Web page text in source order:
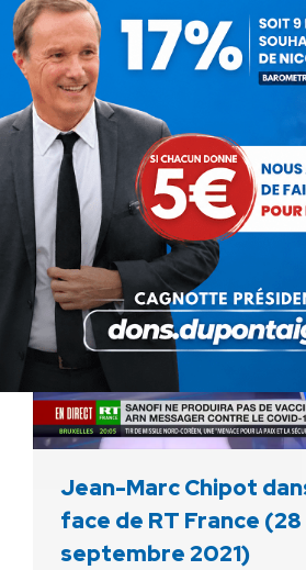
12 octobre 2021
Retrouvez Jean-Marc Chipot
Stéphanie de Muru sur RT
porte-parole de Fabien Roussel
Jeunesses communistes,
au sujet de l’hommage à
Jean-Marc Chipot
face de RT France (28
septembre 2021)